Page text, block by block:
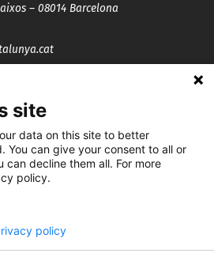
– 08014 Barcelona
site
data on this site to better
You can give your consent to all or
can decline them all. For more
policy.
policy